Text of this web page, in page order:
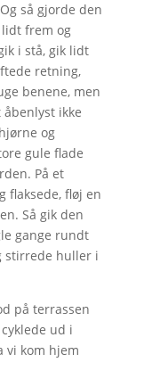
så gjorde den
frem og
i stå, gik lidt
retning,
benene, men
ikke
og
gule flade
På et
flaksede, fløj en
Så gik den
gange rundt
stirrede huller i
på terrassen
ud i
vi kom hjem